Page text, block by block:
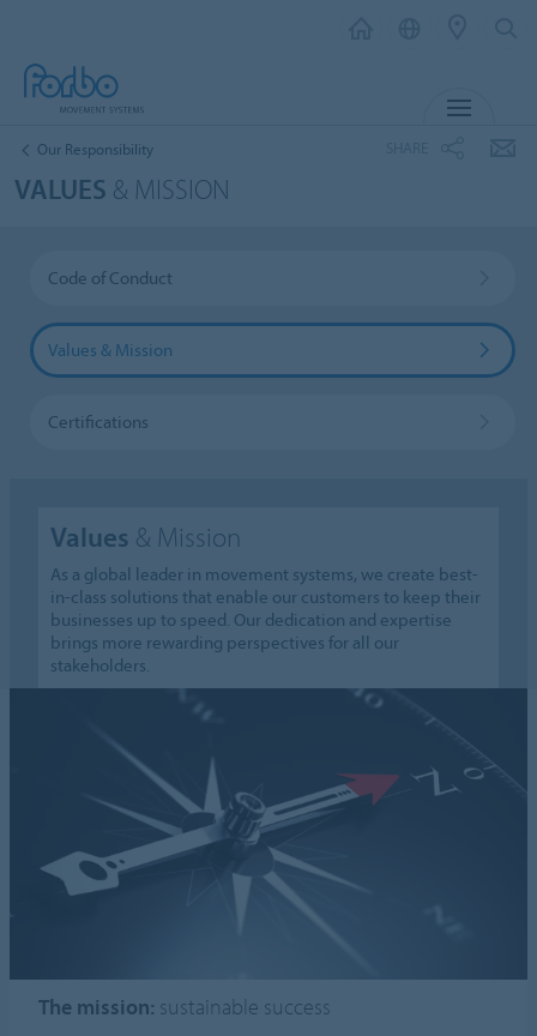
Our Responsibility
VALUES & MISSION
Code of Conduct
Values & Mission
Certifications
Values & Mission
As a global leader in movement systems, we create best-
in-class solutions that enable our customers to keep their
businesses up to speed. Our dedication and expertise
brings more rewarding perspectives for all our
stakeholders.
The mission: sustainable success